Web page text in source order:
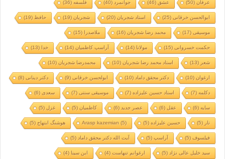
عرفان(50) عشق (46) جوانمرد (40) فلسفه(36)
ابوالحسن خرقانی(25) استاد شجریان(20) شجریان(19) حافظ (19)
موسیقی(17) محمد رضا شجریان(16) ملاصدرا (15)
حکمت خسروانی(15) مولانا (14) آراسپ کاظمیان(14) خدا (13)
شعر (13) استاد محمد رضا شجریان(10) محمدرضا شجریان(10)
ارغوان(10) دکتر محقق داماد (10) ابولحسن خرقانی(9) دکتر دینانی(8)
دکلمه(7) استاد حسین علیزاده(7) موسیقی سنتی(7) سعدی(6)
سایه(6) عقل (6) عصر جدید (6) کاظمیان(5) غزل (5)
تار (5) حسین علیزاده(5)
Arasp kazemian (5) هوشنگ ابتهاج(5)
فیلسوف(5) آراسپ(5) آیت الله دکتر محقق داماد (5)
سید خلیل عالی نژاد (5) ارغوانم تنهاست(4) ابن سینا (4)